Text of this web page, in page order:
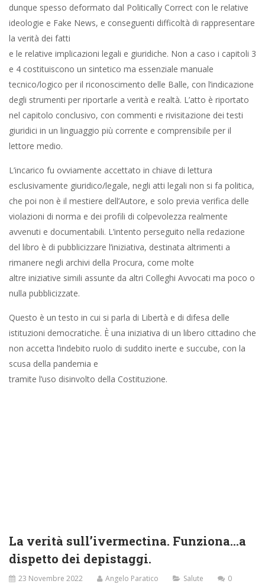
dunque spesso deformato dal Politically Correct con le relative
ideologie e Fake News, e conseguenti difficoltà di rappresentare
la verità dei fatti
e le relative implicazioni legali e giuridiche. Non a caso i capitoli 3
e 4 costituiscono un sintetico ma essenziale manuale
tecnico/logico per il riconoscimento delle Balle, con l’indicazione
degli strumenti per riportarle a verità e realtà. L’atto è riportato
nel capitolo conclusivo, con commenti e rivisitazione dei testi
giuridici in un linguaggio più corrente e comprensibile per il
lettore medio.
L’incarico fu ovviamente accettato in chiave di lettura
esclusivamente giuridico/legale, negli atti legali non si fa politica,
che poi non è il mestiere dell’Autore, e solo previa verifica delle
violazioni di norma e dei profili di colpevolezza realmente
avvenuti e documentabili. L’intento perseguito nella redazione
del libro è di pubblicizzare l’iniziativa, destinata altrimenti a
rimanere negli archivi della Procura, come molte
altre iniziative simili assunte da altri Colleghi Avvocati ma poco o
nulla pubblicizzate.
Questo è un testo in cui si parla di Libertà e di difesa delle
istituzioni democratiche. È una iniziativa di un libero cittadino che
non accetta l’indebito ruolo di suddito inerte e succube, con la
scusa della pandemia e
tramite l’uso disinvolto della Costituzione.
La verità sull’ivermectina. Funziona…a
dispetto dei depistaggi.
23 Novembre 2022 Angelo Paratico Salute 0